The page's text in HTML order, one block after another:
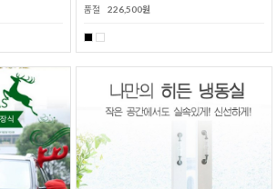
품절
226,500원